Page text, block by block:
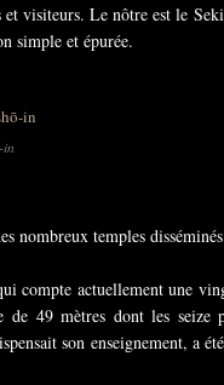
visiteurs. Le nôtre est le
simple et épurée.
in
nombreux temples
compte actuellement une
49 mètres dont les seize
son enseignement, a